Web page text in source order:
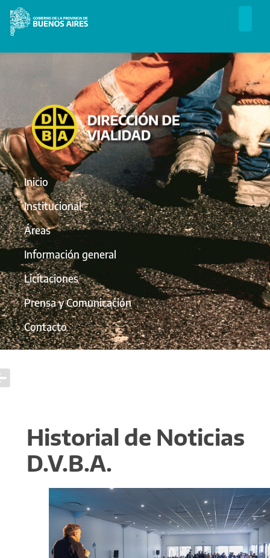
Inicio
Institucional
Áreas
Información general
Licitaciones
Prensa y Comunicación
Contacto
Historial de Noticias
D.V.B.A.